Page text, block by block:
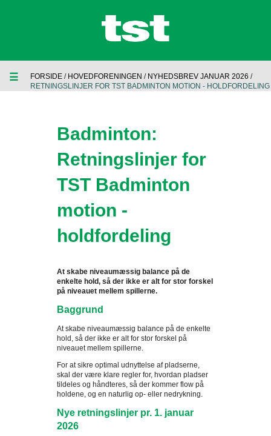
☰ FORSIDE / HOVEDFORENINGEN / NYHEDSBREV JANUAR 2026 /
RETNINGSLINJER FOR TST BADMINTON MOTION - HOLDFORDELING
Badminton:
Retningslinjer for
TST Badminton
motion -
holdfordeling
At skabe niveaumæssig balance på de
enkelte hold, så der ikke er alt for stor forskel
på niveauet mellem spillerne.
Baggrund
At skabe niveaumæssig balance på de enkelte
hold, så der ikke er alt for stor forskel på
niveauet mellem spillerne.
For at sikre optimal udnyttelse af pladserne,
skal der være klare regler for, hvordan pladser
tildeles og håndteres, så der kommer flow på
holdene, og en naturlig op- eller nedrykning.
Nye retningslinjer pr. 1. januar
2026